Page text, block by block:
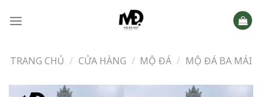
TRANG CHỦ / CỬA HÀNG / MỘ ĐÁ / MỘ ĐÁ BA MÁI